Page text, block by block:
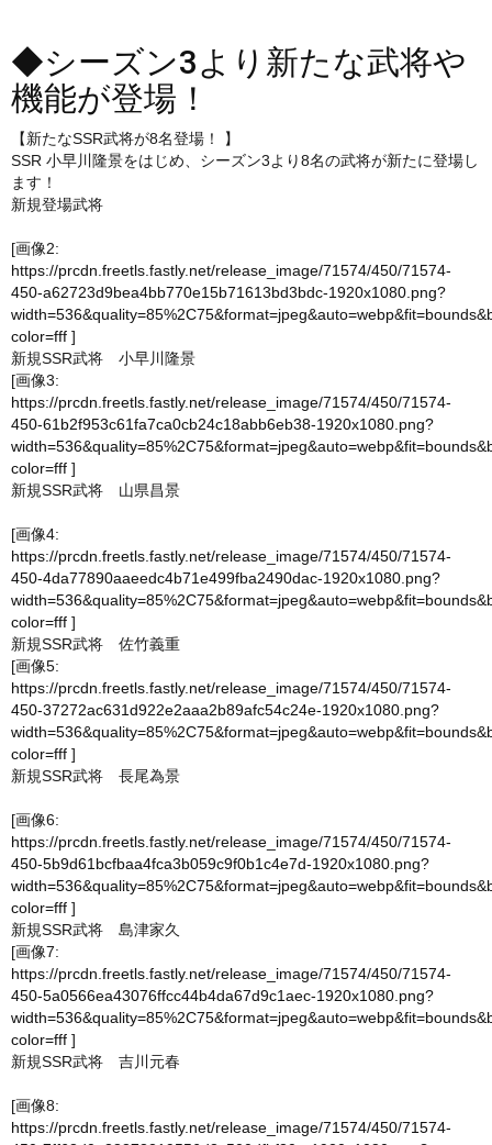
◆シーズン3より新たな武将や
機能が登場！
【新たなSSR武将が8名登場！ 】
SSR 小早川隆景をはじめ、シーズン3より8名の武将が新たに登場し
ます！
新規登場武将
[画像2:
https://prcdn.freetls.fastly.net/release_image/71574/450/71574-
450-a62723d9bea4bb770e15b71613bd3bdc-1920x1080.png?
color=fff ]
新規SSR武将 小早川隆景
[画像3:
https://prcdn.freetls.fastly.net/release_image/71574/450/71574-
450-61b2f953c61fa7ca0cb24c18abb6eb38-1920x1080.png?
color=fff ]
新規SSR武将 山県昌景
[画像4:
https://prcdn.freetls.fastly.net/release_image/71574/450/71574-
450-4da77890aaeedc4b71e499fba2490dac-1920x1080.png?
color=fff ]
新規SSR武将 佐竹義重
[画像5:
https://prcdn.freetls.fastly.net/release_image/71574/450/71574-
450-37272ac631d922e2aaa2b89afc54c24e-1920x1080.png?
color=fff ]
新規SSR武将 長尾為景
[画像6:
https://prcdn.freetls.fastly.net/release_image/71574/450/71574-
450-5b9d61bcfbaa4fca3b059c9f0b1c4e7d-1920x1080.png?
color=fff ]
新規SSR武将 島津家久
[画像7:
https://prcdn.freetls.fastly.net/release_image/71574/450/71574-
450-5a0566ea43076ffcc44b4da67d9c1aec-1920x1080.png?
color=fff ]
新規SSR武将 吉川元春
[画像8:
https://prcdn.freetls.fastly.net/release_image/71574/450/71574-